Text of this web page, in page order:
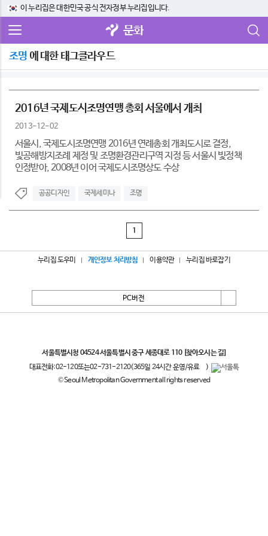
이 누리집은 대한민국 공식 전자정부 누리집입니다.
문화
조명 에 대한 태그클라우드
2016년 국제도시조명연맹 총회 서울에서 개최
2013-12-02
서울시, 국제도시조명연맹 2016년 연례총회 개최도시로 결정,
빛공해방지조례 제정 및 조명환경관리구역 지정 등 서울시 빛정책
인정받아, 2008년 이어 국제도시조명상도 수상
공공디자인 국제세미나 조명
1
누리집 도우미 개인정보 처리방침 이용약관 누리집 바로잡기
PC버전
서울특별시청 04524 서울특별시 중구 세종대로 110 [찾아오시는 길]
대표전화:02-120또는02-731-2120(365일 24시간 운영/유료
)
© Seoul Metropolitan Government all rights reserved